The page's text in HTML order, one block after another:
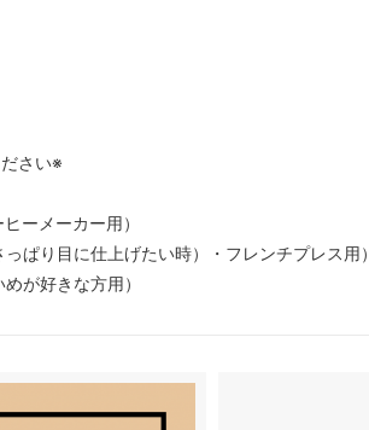
さい※
ーメーカー用）
ぱり目に仕上げたい時）・フレンチプレス用）
が好きな方用）